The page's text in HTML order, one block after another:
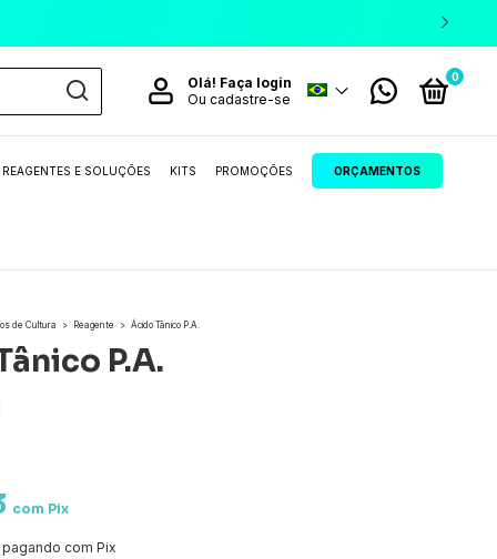
Olá! Faça login
Ou cadastre-se
0
REAGENTES E SOLUÇÕES KITS PROMOÇÕES ORÇAMENTOS
de Cultura > Reagente > Ácido Tânico P.A.
P.A.
com Pix
pagando com Pix